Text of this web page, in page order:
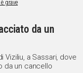
da un
Viziliu, a Sassari, dove
da un cancello